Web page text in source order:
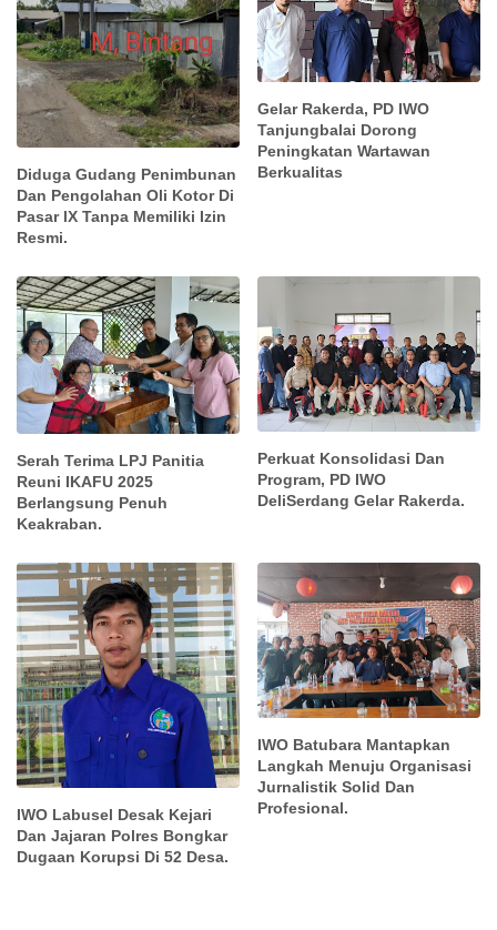
Diduga Gudang Penimbunan
Dan Pengolahan Oli Kotor Di
Pasar lX Tanpa Memiliki Izin
Resmi.
Gelar Rakerda, PD IWO
Tanjungbalai Dorong
Peningkatan Wartawan
Berkualitas
Serah Terima LPJ Panitia
Reuni IKAFU 2025
Berlangsung Penuh
Keakraban.
Perkuat Konsolidasi Dan
Program, PD IWO
DeliSerdang Gelar Rakerda.
IWO Labusel Desak Kejari
Dan Jajaran Polres Bongkar
Dugaan Korupsi Di 52 Desa.
IWO Batubara Mantapkan
Langkah Menuju Organisasi
Jurnalistik Solid Dan
Profesional.